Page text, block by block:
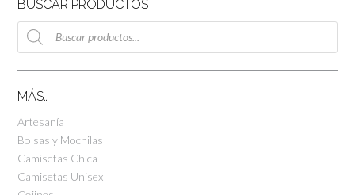
BUSCAR PRODUCTOS
Búsqueda
de
productos
MÁS…
Artesanía
Bolsas y Mochilas
Camisetas Chica
Camisetas Unisex